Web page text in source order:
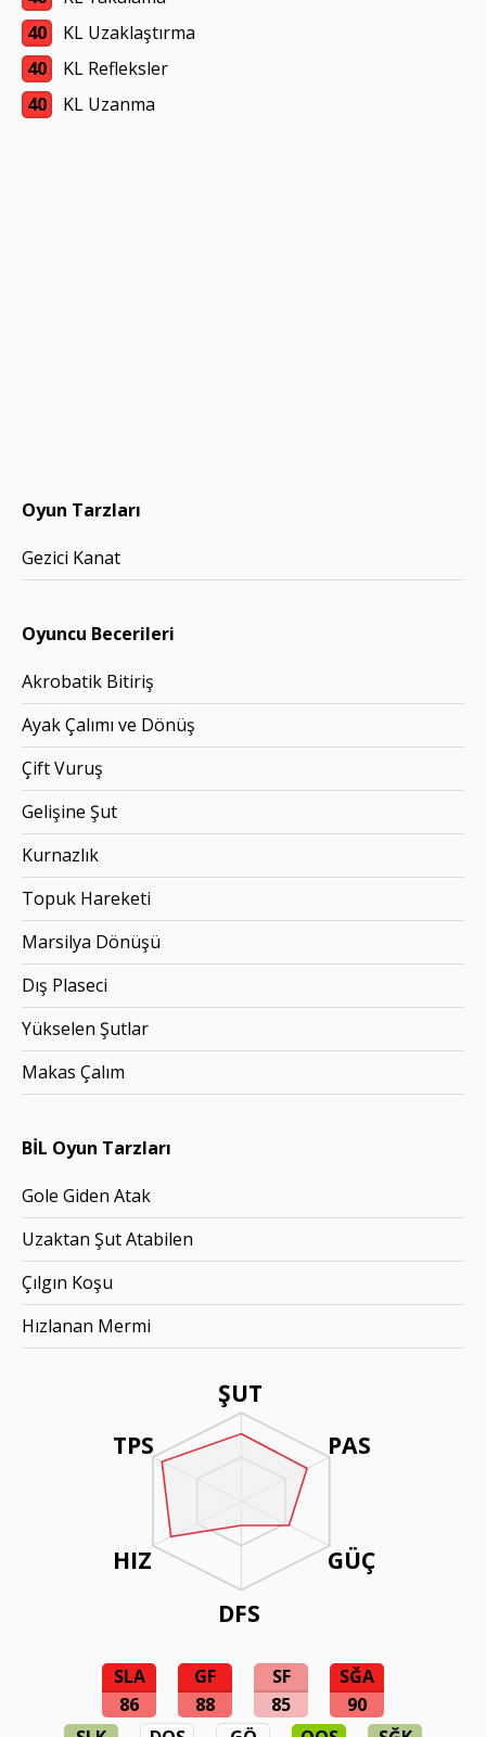
ŞUT
PAS
GÜÇ
DFS
TPS
HIZ
SLA
86
GF
88
SF
85
SĞA
90
40
KL Uzaklaştırma
40
KL Refleksler
40
KL Uzanma
Oyun Tarzları
Gezici Kanat
Oyuncu Becerileri
Akrobatik Bitiriş
Ayak Çalımı ve Dönüş
Çift Vuruş
Gelişine Şut
Kurnazlık
Topuk Hareketi
Marsilya Dönüşü
Dış Plaseci
Yükselen Şutlar
Makas Çalım
BİL Oyun Tarzları
Gole Giden Atak
Uzaktan Şut Atabilen
Çılgın Koşu
Hızlanan Mermi